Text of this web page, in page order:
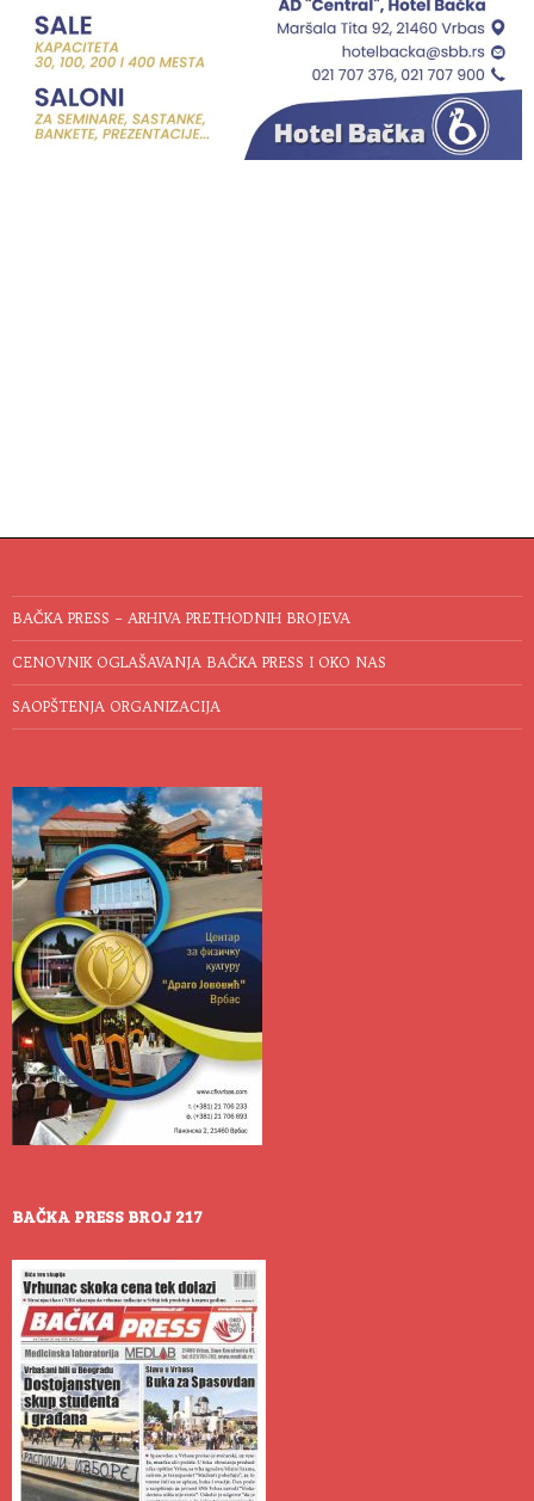
BAČKA PRESS – ARHIVA PRETHODNIH BROJEVA
CENOVNIK OGLAŠAVANJA BAČKA PRESS I OKO NAS
SAOPŠTENJA ORGANIZACIJA
BAČKA PRESS BROJ 217